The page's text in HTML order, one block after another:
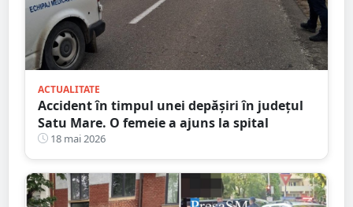
ACTUALITATE
Accident în timpul unei depășiri în județul
Satu Mare. O femeie a ajuns la spital
18 mai 2026